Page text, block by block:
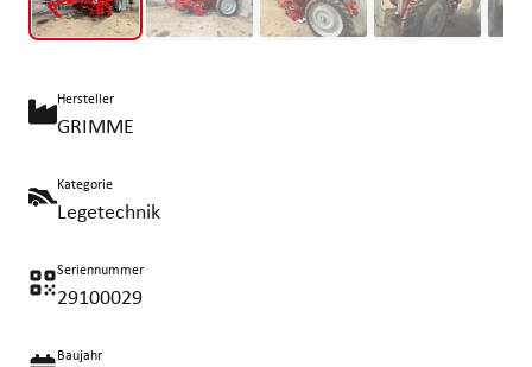
Hersteller
GRIMME
Kategorie
Legetechnik
Seriennummer
29100029
Baujahr